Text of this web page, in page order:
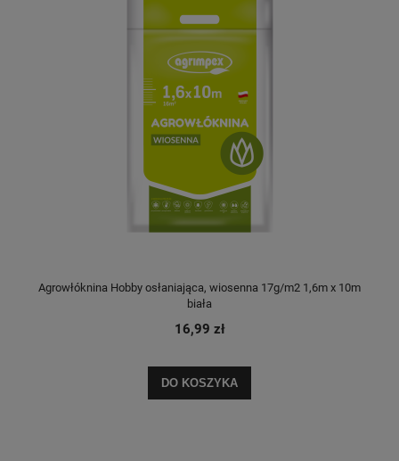
Agrowłóknina Hobby osłaniająca, wiosenna 17g/m2 1,6m x 10m
biała
16,99 zł
DO KOSZYKA